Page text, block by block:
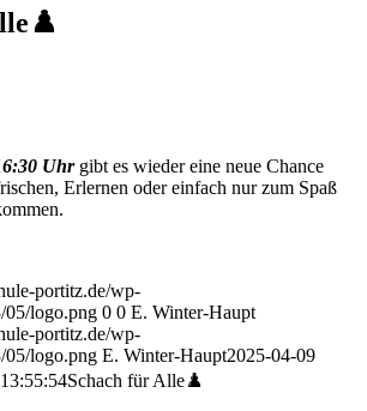
Uhrgibt es wieder eine neue Chance
Erlernen oder einfach nur zum Spaß
portitz.de/wp-
05/logo.png 0 0 E. Winter-Haupt
portitz.de/wp-
05/logo.png E. Winter-Haupt2025-04-09
Schach für Alle♟️